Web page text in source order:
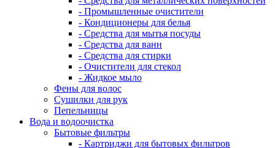
- Промышленные очистители
- Кондиционеры для белья
- Средства для мытья посуды
- Средства для ванн
- Средства для стирки
- Очистители для стекол
- Жидкое мыло
Фены для волос
Сушилки для рук
Пепельницы
Вода и водоочистка
Бытовые фильтры
- Картриджи для бытовых фильтров